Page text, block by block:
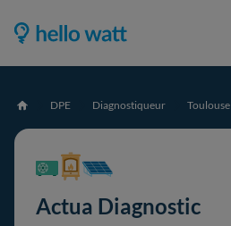
Accueil DPE Diagnostiqueur Toulouse
Actua Diagnostic